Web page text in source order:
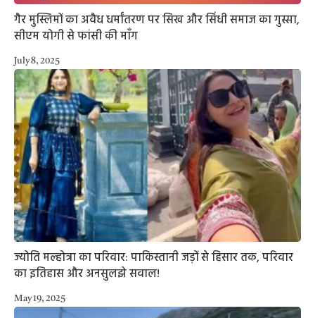
गैर मुस्लिमों का अवैध धर्मांतरण पर सिख और सिंधी समाज का गुस्सा,
सीएम योगी से फांसी की माँग
July 8, 2025
ज्योति मल्होत्रा का परिवार: पाकिस्तानी जड़ों से हिसार तक, परिवार
का इतिहास और अनसुलझे सवाल!
May 19, 2025